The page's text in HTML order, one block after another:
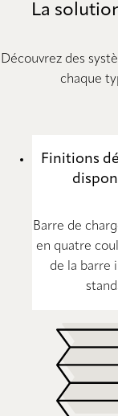
La
Découvrez des
chaque
Finitions
Barre de
en quatre
de la barre